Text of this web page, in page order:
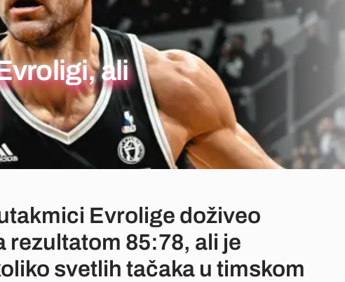
ali
Evrolige doživeo
rezultatom 85:78, ali je
svetlih tačaka u timskom